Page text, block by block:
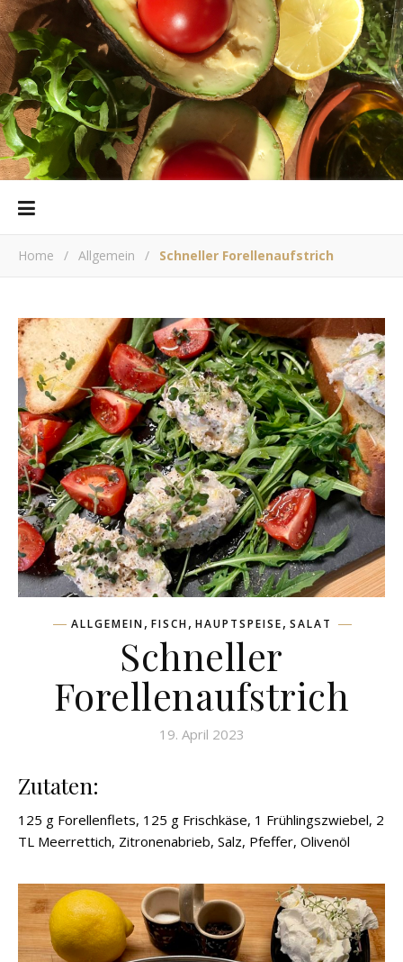
Home / Allgemein / Schneller Forellenaufstrich
ALLGEMEIN, FISCH, HAUPTSPEISE, SALAT
Schneller
Forellenaufstrich
19. April 2023
Zutaten:
125 g Forellenflets, 125 g Frischkäse, 1 Frühlingszwiebel, 2
TL Meerrettich, Zitronenabrieb, Salz, Pfeffer, Olivenöl